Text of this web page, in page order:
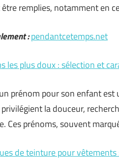
remplies, notamment en
:pendantcetemps.net
les plus doux : sélection et
prénom pour son enfant
la douceur,
Ces prénoms, souvent
de teinture pour